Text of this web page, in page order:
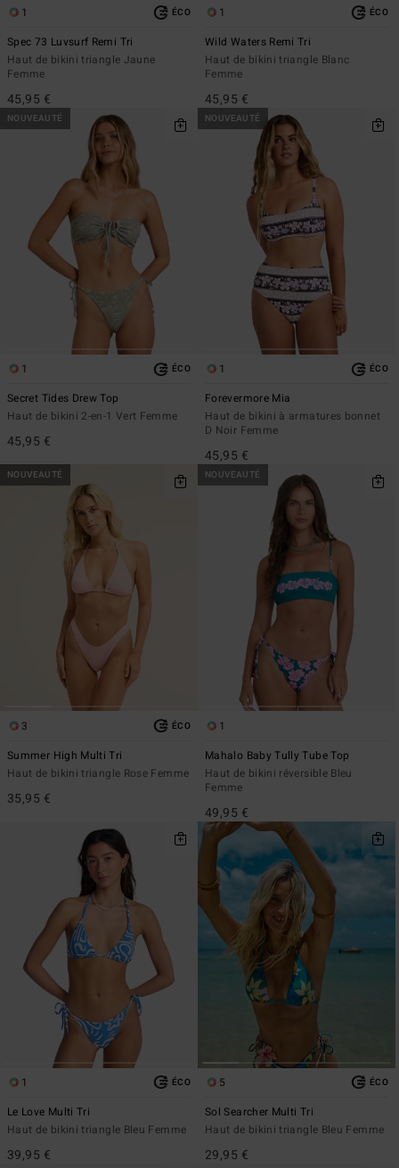
1 ÉCO
Spec 73 Luvsurf Remi Tri
Haut de bikini triangle Jaune
Femme
45,95 €
1 ÉCO
Wild Waters Remi Tri
Haut de bikini triangle Blanc
Femme
45,95 €
NOUVEAUTÉ
1 ÉCO
Secret Tides Drew Top
Haut de bikini 2-en-1 Vert Femme
45,95 €
NOUVEAUTÉ
1 ÉCO
Forevermore Mia
Haut de bikini à armatures bonnet
D Noir Femme
45,95 €
NOUVEAUTÉ
3 ÉCO
Summer High Multi Tri
Haut de bikini triangle Rose Femme
35,95 €
NOUVEAUTÉ
1
Mahalo Baby Tully Tube Top
Haut de bikini réversible Bleu
Femme
49,95 €
1 ÉCO
Le Love Multi Tri
Haut de bikini triangle Bleu Femme
39,95 €
5 ÉCO
Sol Searcher Multi Tri
Haut de bikini triangle Bleu Femme
29,95 €